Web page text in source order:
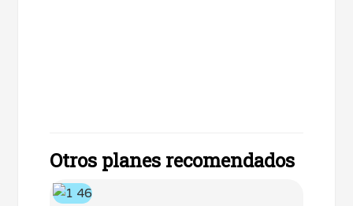
Otros planes recomendados